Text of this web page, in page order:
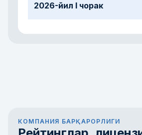
2026-йил I чорак
КОМПАНИЯ БАРҚАРОРЛИГИ